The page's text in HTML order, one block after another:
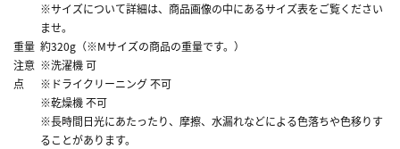
※サイズについて詳細は、商品画像の中にあるサイズ表をご覧ください
ませ。
重量 約320g（※Mサイズの商品の重量です。）
注意
点
※洗濯機 可
※ドライクリーニング 不可
※乾燥機 不可
※長時間日光にあたったり、摩擦、水漏れなどによる色落ちや色移りす
ることがあります。